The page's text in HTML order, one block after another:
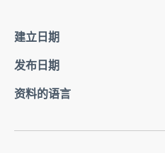
建立日期
发布日期
资料的语言